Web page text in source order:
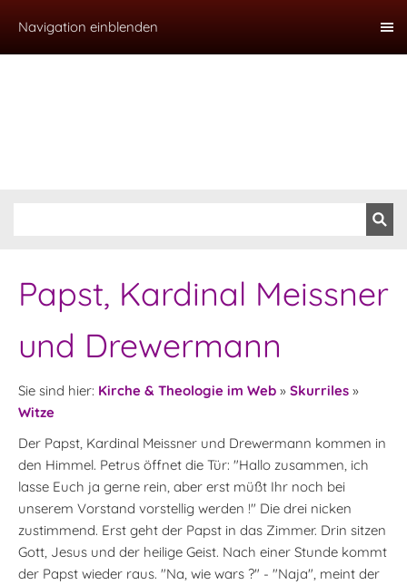
Navigation einblenden
Papst, Kardinal Meissner
und Drewermann
Sie sind hier: Kirche & Theologie im Web » Skurriles »
Witze
Der Papst, Kardinal Meissner und Drewermann kommen in
den Himmel. Petrus öffnet die Tür: "Hallo zusammen, ich
lasse Euch ja gerne rein, aber erst müßt Ihr noch bei
unserem Vorstand vorstellig werden !" Die drei nicken
zustimmend. Erst geht der Papst in das Zimmer. Drin sitzen
Gott, Jesus und der heilige Geist. Nach einer Stunde kommt
der Papst wieder raus. "Na, wie wars ?" - "Naja", meint der